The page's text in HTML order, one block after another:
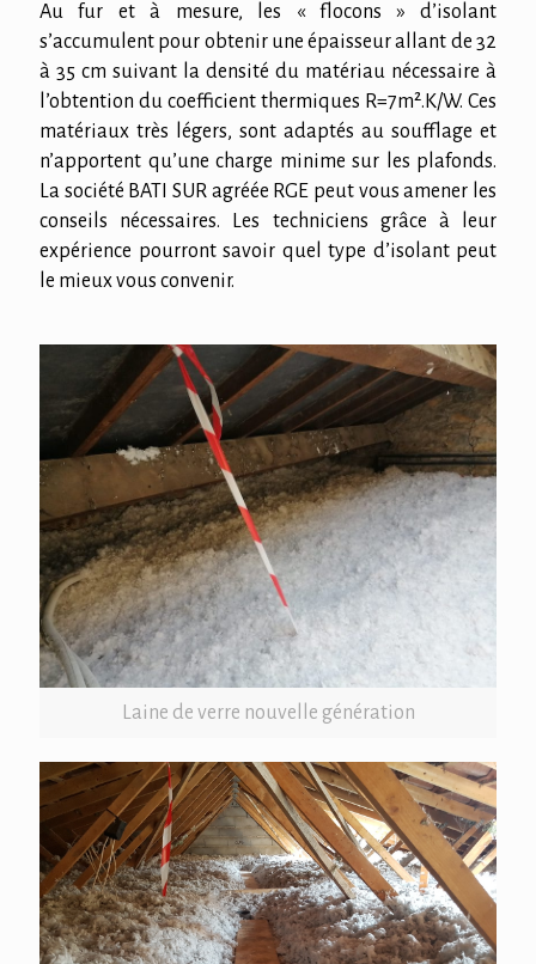
Au fur et à mesure, les « flocons » d’isolant
s’accumulent pour obtenir une épaisseur allant de 32
à 35 cm suivant la densité du matériau nécessaire à
l’obtention du coefficient thermiques R=7m².K/W. Ces
matériaux très légers, sont adaptés au soufflage et
n’apportent qu’une charge minime sur les plafonds.
La société BATI SUR agréée RGE peut vous amener les
conseils nécessaires. Les techniciens grâce à leur
expérience pourront savoir quel type d’isolant peut
le mieux vous convenir.
Laine de verre nouvelle génération